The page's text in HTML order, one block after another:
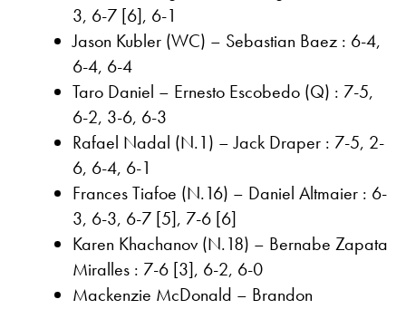
3, 6-7 [6], 6-1
Jason Kubler (WC) – Sebastian Baez : 6-4,
6-4, 6-4
Taro Daniel – Ernesto Escobedo (Q) : 7-5,
6-2, 3-6, 6-3
Rafael Nadal (N.1) – Jack Draper : 7-5, 2-
6, 6-4, 6-1
Frances Tiafoe (N.16) – Daniel Altmaier : 6-
3, 6-3, 6-7 [5], 7-6 [6]
Karen Khachanov (N.18) – Bernabe Zapata
Miralles : 7-6 [3], 6-2, 6-0
Mackenzie McDonald – Brandon